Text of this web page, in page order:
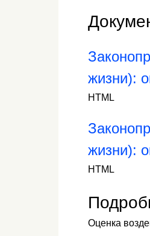
жизни):
HTML
жизни):
HTML
Оценка